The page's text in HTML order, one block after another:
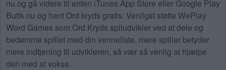
nu og gå videre til enten iTunes App Store eller Google Play
Butik nu og hent Ord kryds gratis. Venligst støtte WePlay
Word Games som Ord Kryds spiludvikler ved at dele og
bedømme spillet med din venneliste, mere spiller betyder
mere indtjening til udvikleren, så vær så venlig at hjælpe
den med at vokse.